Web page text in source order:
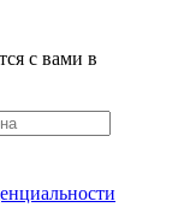
с вами в